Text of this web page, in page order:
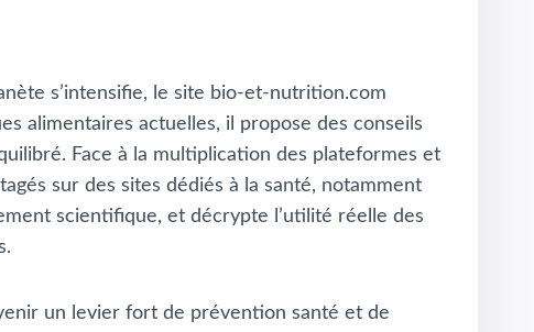
s’intensifie, le site bio-et-nutrition.com
alimentaires actuelles, il propose des conseils
Face à la multiplication des plateformes et
sur des sites dédiés à la santé, notamment
scientifique, et décrypte l’utilité réelle des
un levier fort de prévention santé et de